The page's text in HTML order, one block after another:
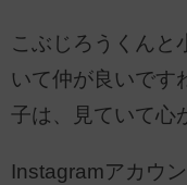
こぶじろうくんと
いて仲が良いです
子は、見ていて心
Instagramアカウ